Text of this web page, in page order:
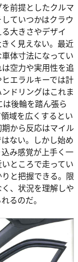
前提としたクルマ
ていつかはクラウ
大きさやデザイ
く見えない。最近
体寸法になってい
空力や実用性を追
エラルキーでは計
ドリングはこれま
後輪を踏ん張ら
域を広くするとい
から反応はマイル
ない。しかし始め
み感覚が上手く一
ところで走ってい
と把握できる。限
、状況を理解しや
るのだ。